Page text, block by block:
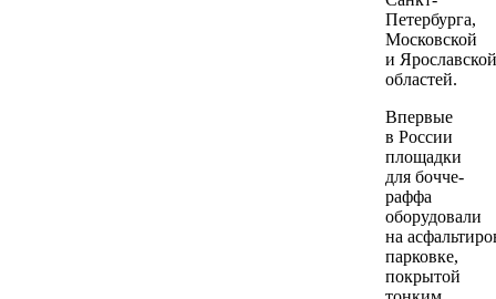
Петербурга,
Московской
и Ярославской
областей.
Впервые
в России
площадки
для бочче-
раффа
оборудовали
на
парковке,
покрытой